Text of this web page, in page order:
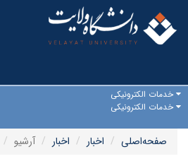
خدمات الکترونیکی
خدمات الکترونیکی
صفحه‌اصلی
اخبار اخبار آرشیو